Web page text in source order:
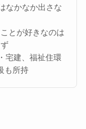
なかなか出さな
とが好きなのは
宅建、福祉住環
も所持